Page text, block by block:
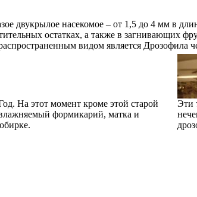
двукрылое насекомое – от 1,5 до 4 мм в
остатках, а также в загнивающих
видом является Дрозофила
На этот момент кроме этой старой
формикарий, матка и
Эти